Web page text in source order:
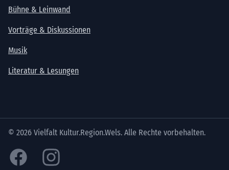
Bühne & Leinwand
Vorträge & Diskussionen
Musik
Literatur & Lesungen
© 2026 Vielfalt Kultur.Region.Wels. Alle Rechte vorbehalten.
Facebook Instagram